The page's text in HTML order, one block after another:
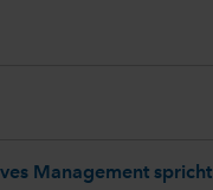
Management spricht